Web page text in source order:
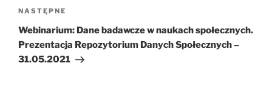
Następny
wpis
NASTĘPNE
Webinarium: Dane badawcze w naukach społecznych.
Prezentacja Repozytorium Danych Społecznych –
31.05.2021